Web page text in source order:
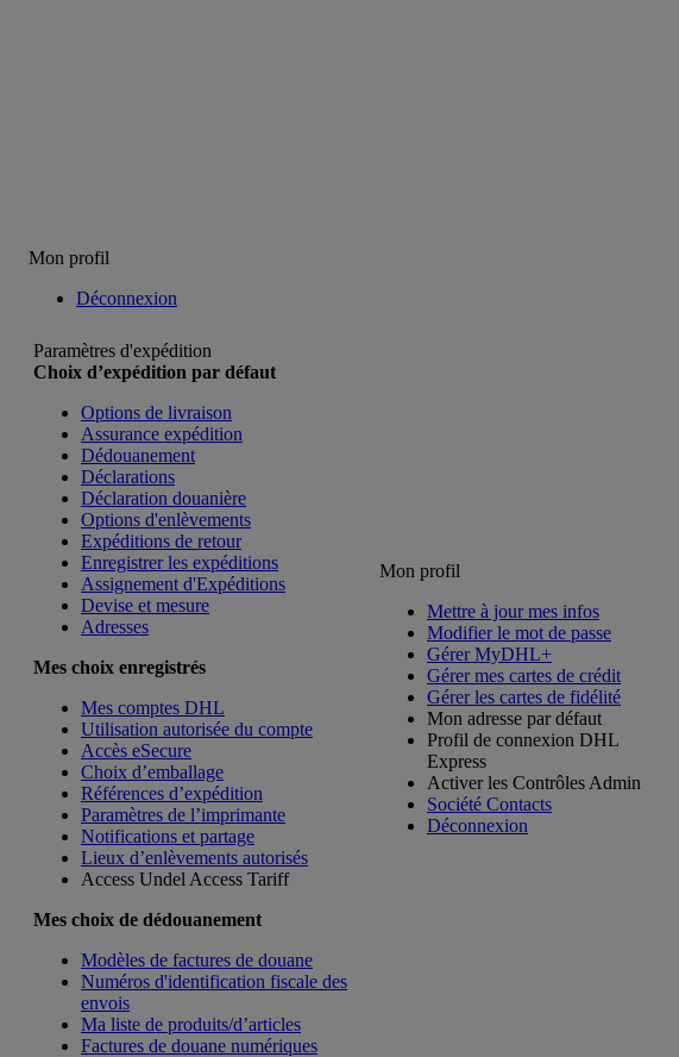
Mon profil
Déconnexion
Paramètres d'expédition
Choix d’expédition par défaut
Options de livraison
Assurance expédition
Dédouanement
Déclarations
Déclaration douanière
Options d'enlèvements
Expéditions de retour
Enregistrer les expéditions
Assignement d'Expéditions
Devise et mesure
Adresses
Mes choix enregistrés
Mes comptes DHL
Utilisation autorisée du compte
Accès eSecure
Choix d’emballage
Références d’expédition
Paramètres de l’imprimante
Notifications et partage
Lieux d’enlèvements autorisés
Access Undel Access Tariff
Mes choix de dédouanement
Modèles de factures de douane
Numéros d'identification fiscale des
envois
Ma liste de produits/d’articles
Factures de douane numériques
Mon profil
Mettre à jour mes infos
Modifier le mot de passe
Gérer MyDHL+
Gérer mes cartes de crédit
Gérer les cartes de fidélité
Mon adresse par défaut
Profil de connexion DHL
Express
Activer les Contrôles Admin
Société Contacts
Déconnexion